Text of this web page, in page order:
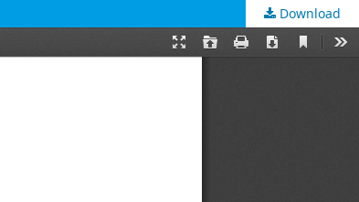
Download